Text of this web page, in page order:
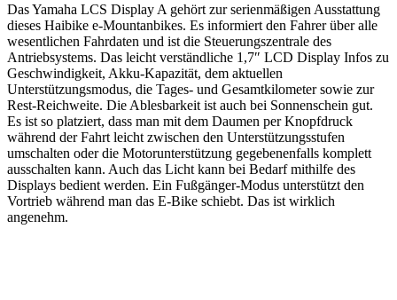
Das Yamaha LCS Display A gehört zur serienmäßigen Ausstattung
dieses Haibike e-Mountanbikes. Es informiert den Fahrer über alle
wesentlichen Fahrdaten und ist die Steuerungszentrale des
Antriebsystems. Das leicht verständliche 1,7″ LCD Display Infos zu
Geschwindigkeit, Akku-Kapazität, dem aktuellen
Unterstützungsmodus, die Tages- und Gesamtkilometer sowie zur
Rest-Reichweite. Die Ablesbarkeit ist auch bei Sonnenschein gut.
Es ist so platziert, dass man mit dem Daumen per Knopfdruck
während der Fahrt leicht zwischen den Unterstützungsstufen
umschalten oder die Motorunterstützung gegebenenfalls komplett
ausschalten kann. Auch das Licht kann bei Bedarf mithilfe des
Displays bedient werden. Ein Fußgänger-Modus unterstützt den
Vortrieb während man das E-Bike schiebt. Das ist wirklich
angenehm.